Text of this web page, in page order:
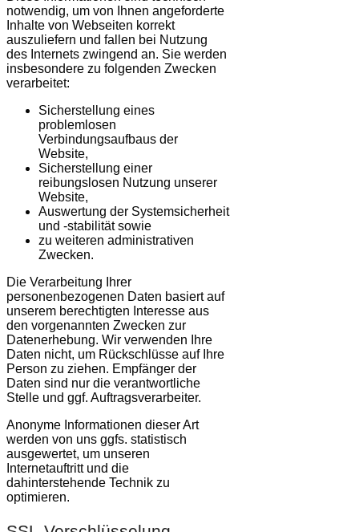
notwendig, um von Ihnen angeforderte
Inhalte von Webseiten korrekt
auszuliefern und fallen bei Nutzung
des Internets zwingend an. Sie werden
insbesondere zu folgenden Zwecken
verarbeitet:
Sicherstellung eines
problemlosen
Verbindungsaufbaus der
Website,
Sicherstellung einer
reibungslosen Nutzung unserer
Website,
Auswertung der Systemsicherheit
und -stabilität sowie
zu weiteren administrativen
Zwecken.
Die Verarbeitung Ihrer
personenbezogenen Daten basiert auf
unserem berechtigten Interesse aus
den vorgenannten Zwecken zur
Datenerhebung. Wir verwenden Ihre
Daten nicht, um Rückschlüsse auf Ihre
Person zu ziehen. Empfänger der
Daten sind nur die verantwortliche
Stelle und ggf. Auftragsverarbeiter.
Anonyme Informationen dieser Art
werden von uns ggfs. statistisch
ausgewertet, um unseren
Internetauftritt und die
dahinterstehende Technik zu
optimieren.